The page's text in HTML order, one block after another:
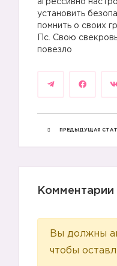
агрессивно
установить
помнить о своих
Пс. Свою
повезло
ПРЕДЫДУЩАЯ
Комментарии
Вы должны
чтобы